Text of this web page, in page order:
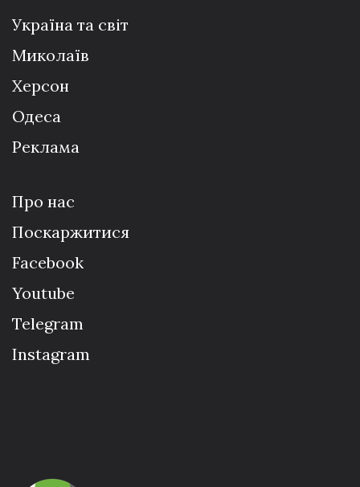
Україна та світ
Миколаїв
Херсон
Одеса
Реклама
Про нас
Поскаржитися
Facebook
Youtube
Telegram
Instagram